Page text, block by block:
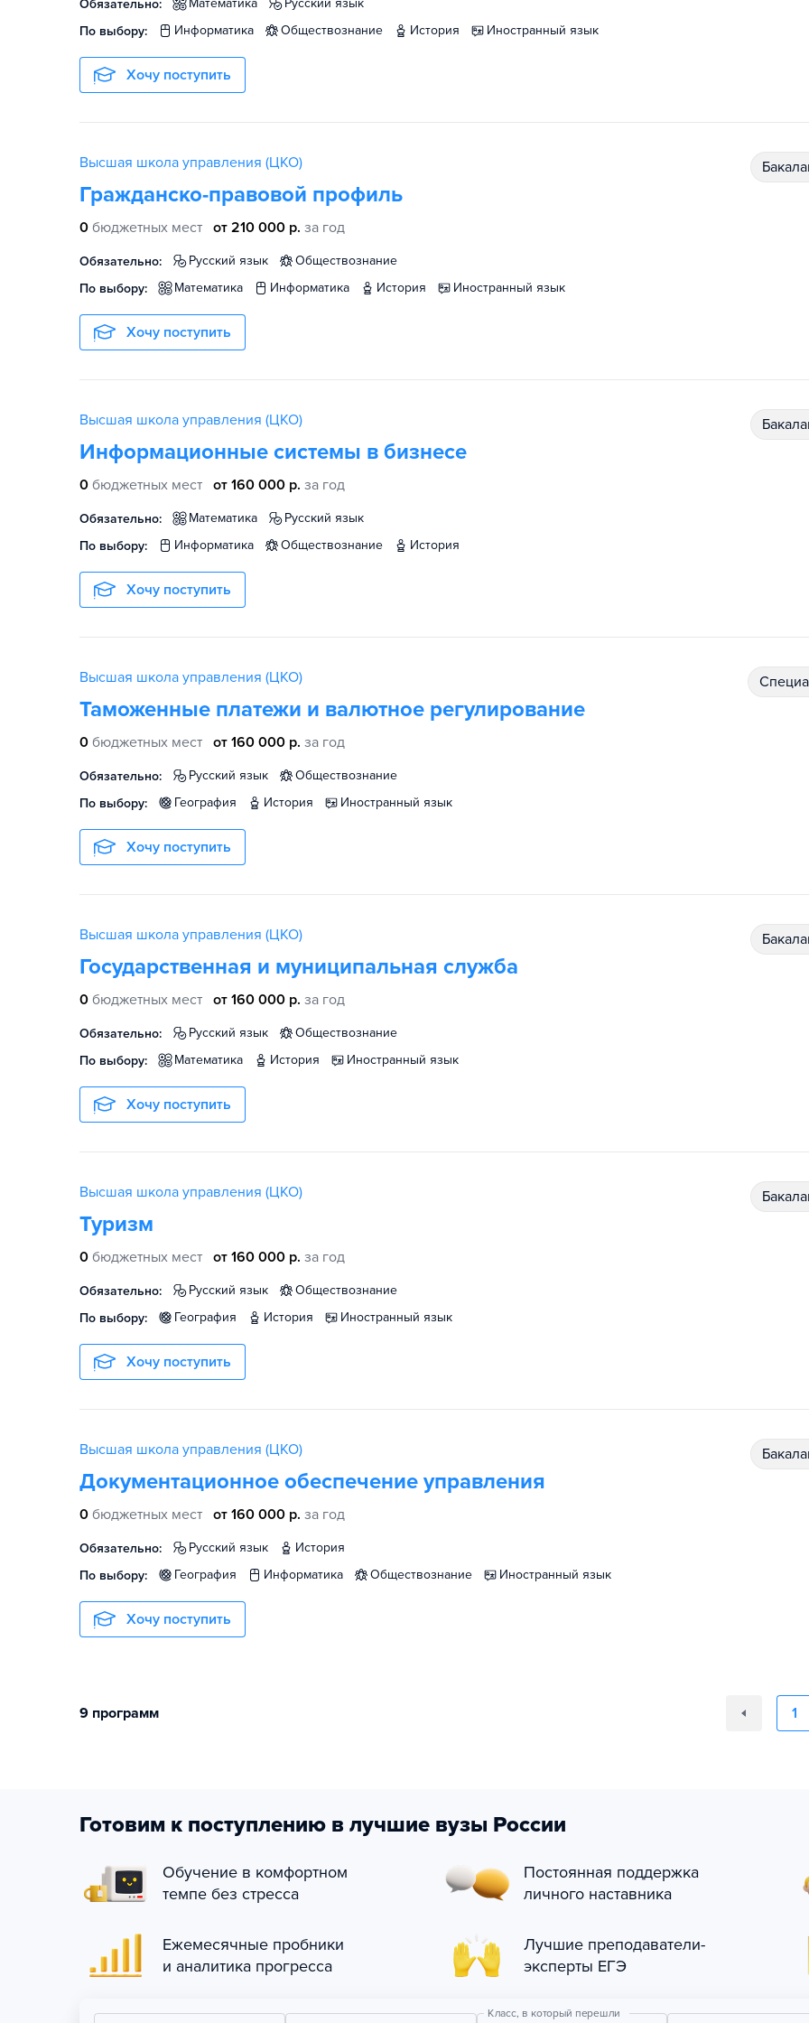
Обязательно: математика
русский язык
По выбору:
информатика обществознание история иностранный язык
Хочу поступить
Высшая школа управления (ЦКО)
Гражданско-правовой профиль
0 бюджетных мест от 210 000 р. за год
Обязательно: русский язык
обществознание
По выбору:
математика информатика история иностранный язык
Хочу поступить
Высшая школа управления (ЦКО)
Информационные системы в бизнесе
0 бюджетных мест от 160 000 р. за год
Обязательно: математика
русский язык
По выбору:
информатика обществознание история
Хочу поступить
Высшая школа управления (ЦКО)
Таможенные платежи и валютное регулирование
0 бюджетных мест от 160 000 р. за год
Обязательно: русский язык
обществознание
По выбору:
география история иностранный язык
Хочу поступить
Высшая школа управления (ЦКО)
Государственная и муниципальная служба
0 бюджетных мест от 160 000 р. за год
Обязательно: русский язык
обществознание
По выбору:
математика история иностранный язык
Хочу поступить
Высшая школа управления (ЦКО)
Туризм
0 бюджетных мест от 160 000 р. за год
Обязательно: русский язык
обществознание
По выбору:
география история иностранный язык
Хочу поступить
Высшая школа управления (ЦКО)
Документационное обеспечение управления
0 бюджетных мест от 160 000 р. за год
Обязательно: русский язык
история
По выбору:
география информатика обществознание иностранный язык
Хочу поступить
9 программ 1
Готовим к поступлению в лучшие вузы России
Обучение в комфортном
темпе без стресса
Постоянная поддержка
личного наставника
Ежемесячные пробники
и аналитика прогресса
Лучшие преподаватели-
эксперты ЕГЭ
Класс, в который перешли